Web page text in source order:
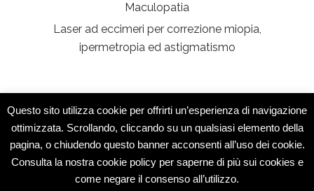
Maculopatia
Laser ad eccimeri per correzione miopia,
ipermetropia ed astigmatismo
Studio Medico Montesarchio © 2015 -
Specialisti
Dermatologia e Medicina Estetica
Questo sito utilizza cookie per offrirti un’esperienza di navigazione
ottimizzata. Scrollando, cliccando su un qualsiasi elemento della
pagina, o chiudendo questo banner acconsenti all’uso dei cookie.
Consulta la nostra cookie policy per saperne di più sui cookies e
come negare il consenso all’utilizzo.